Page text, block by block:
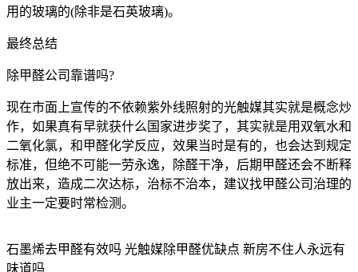
用的玻璃的(除非是石英玻璃)。
最终总结
除甲醛公司靠谱吗?
现在市面上宣传的不依赖紫外线照射的光触媒其实就是概念炒
作，如果真有早就获什么国家进步奖了，其实就是用双氧水和
二氧化氯，和甲醛化学反应，效果当时是有的，也会达到规定
标准，但绝不可能一劳永逸，除醛干净，后期甲醛还会不断释
放出来，造成二次达标，治标不治本，建议找甲醛公司治理的
业主一定要时常检测。
石墨烯去甲醛有效吗 光触媒除甲醛优缺点 新房不住人永远有
味道吗